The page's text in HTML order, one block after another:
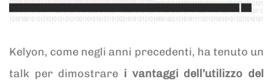
Kelyon, come negli anni precedenti, ha tenuto un
talk per dimostrare i vantaggi dell’utilizzo del